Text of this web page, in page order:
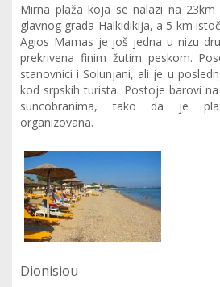
Mirna plaža koja se nalazi na
glavnog grada Halkidikija, a 5 km
Agios Mamas je još jedna u nizu
prekrivena finim žutim peskom.
stanovnici i Solunjani, ali je u
kod srpskih turista. Postoje barovi
suncobranima, tako da je
organizovana.
Dionisiou